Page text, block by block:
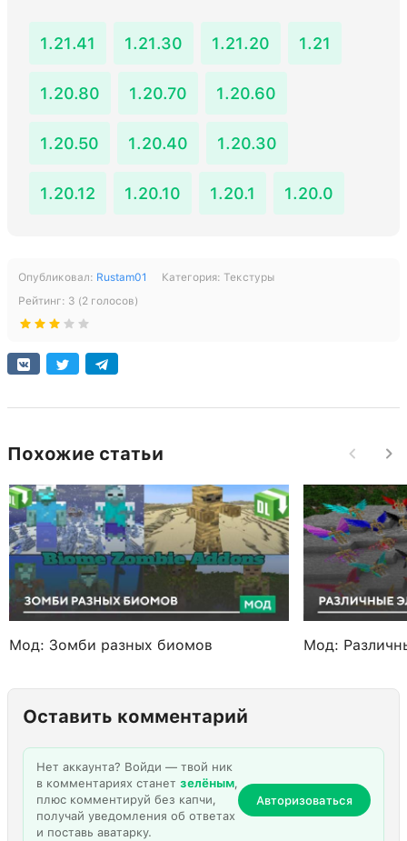
1.21.41 1.21.30 1.21.20 1.21
1.20.80 1.20.70 1.20.60
1.20.50 1.20.40 1.20.30
1.20.12 1.20.10 1.20.1 1.20.0
Опубликовал: Rustam01 Категория: Текстуры
Рейтинг: 3 (2 голосов)
Похожие статьи
Мод: Зомби разных биомов Мод:
Оставить комментарий
Нет аккаунта? Войди — твой ник
в комментариях станет зелёным,
плюс комментируй без капчи,
получай уведомления об ответах
и поставь аватарку.
Авторизоваться